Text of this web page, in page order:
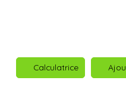
Calculatrice